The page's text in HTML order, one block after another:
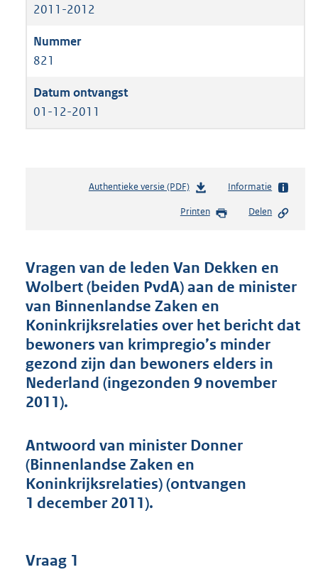
2011-2012
821
01-12-2011
Authentieke versie (PDF)b
s
d
s
g
r
o
o
t
t
6
b
Informatie
Printen Delen
Vragen van de leden Van Dekken en
Wolbert (beiden PvdA) aan de minister
van Binnenlandse Zaken en
Koninkrijksrelaties over het bericht dat
bewoners van krimpregio’s minder
gezond zijn dan bewoners elders in
Nederland (ingezonden 9 november
2011).
Antwoord van minister Donner
(Binnenlandse Zaken en
Koninkrijksrelaties) (ontvangen
1 december 2011).
Vraag 1